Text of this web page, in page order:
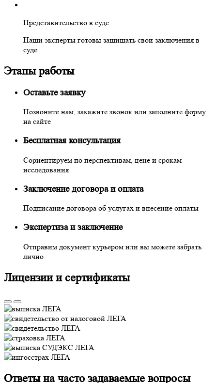
Представительство в суде
Наши эксперты готовы защищать свои заключения в
суде
Этапы работы
Оставьте заявку
Позвоните нам, закажите звонок или заполните форму
на сайте
Бесплатная консультация
Сориентируем по перспективам, цене и срокам
исследования
Заключение договора и оплата
Подписание договора об услугах и внесение оплаты
Экспертиза и заключение
Отправим документ курьером или вы можете забрать
лично
Лицензии и сертификаты
Ответы на часто задаваемые вопросы